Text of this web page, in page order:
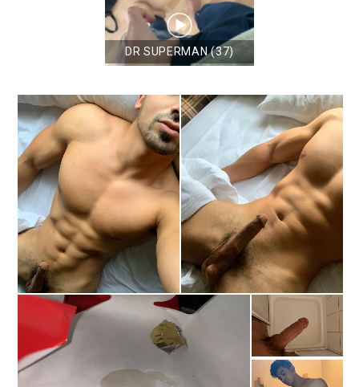
DR SUPERMAN (37)